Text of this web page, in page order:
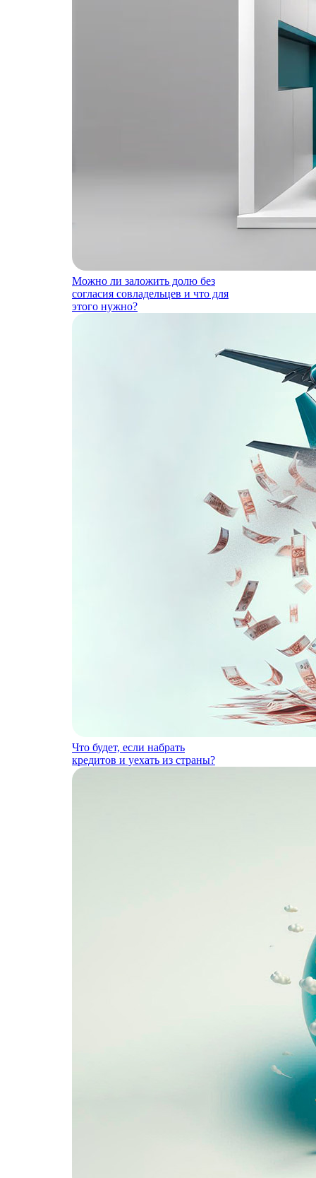
Можно ли заложить долю без
согласия совладельцев и что для
этого нужно?
Что будет, если набрать
кредитов и уехать из страны?